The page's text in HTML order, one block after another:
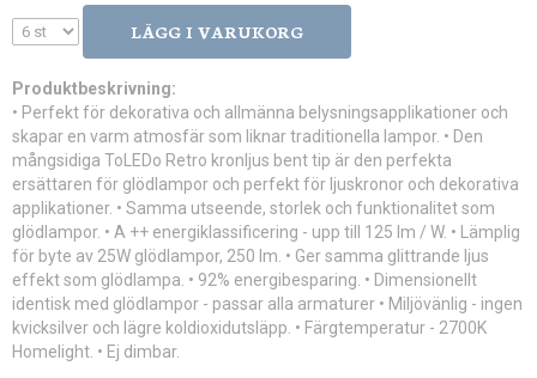
LÄGG I VARUKORG
Produktbeskrivning:
• Perfekt för dekorativa och allmänna belysningsapplikationer och
skapar en varm atmosfär som liknar traditionella lampor. • Den
mångsidiga ToLEDo Retro kronljus bent tip är den perfekta
ersättaren för glödlampor och perfekt för ljuskronor och dekorativa
applikationer. • Samma utseende, storlek och funktionalitet som
glödlampor. • A ++ energiklassificering - upp till 125 lm / W. • Lämplig
för byte av 25W glödlampor, 250 lm. • Ger samma glittrande ljus
effekt som glödlampa. • 92% energibesparing. • Dimensionellt
identisk med glödlampor - passar alla armaturer • Miljövänlig - ingen
kvicksilver och lägre koldioxidutsläpp. • Färgtemperatur - 2700K
Homelight. • Ej dimbar.